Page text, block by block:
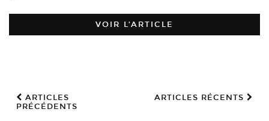
VOIR L’ARTICLE
ARTICLES
PRÉCÉDENTS
ARTICLES RÉCENTS